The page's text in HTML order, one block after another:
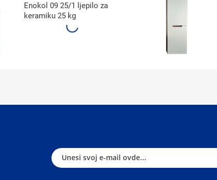
Enokol 09 25/1 ljepilo za
keramiku 25 kg